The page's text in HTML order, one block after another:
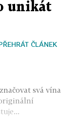
unikát
ČLÁNEK
svá vína